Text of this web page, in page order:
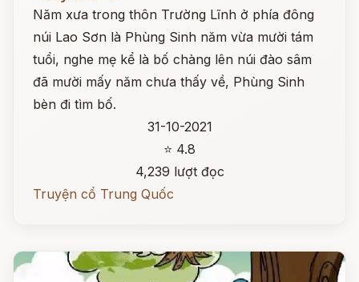
Năm xưa trong thôn Trường Lĩnh ở phía đông
núi Lao Sơn là Phùng Sinh năm vừa mười tám
tuổi, nghe mẹ kể là bố chàng lên núi đào sâm
đã mười mấy năm chưa thấy về, Phùng Sinh
bèn đi tìm bố.
31-10-2021
⭐ 4.8
4,239 lượt đọc
Truyện cổ Trung Quốc